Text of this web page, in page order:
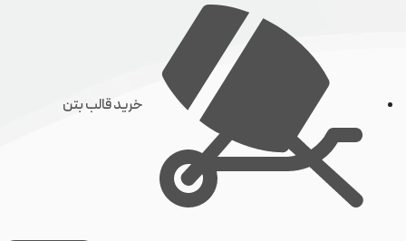
خرید قالب بتن